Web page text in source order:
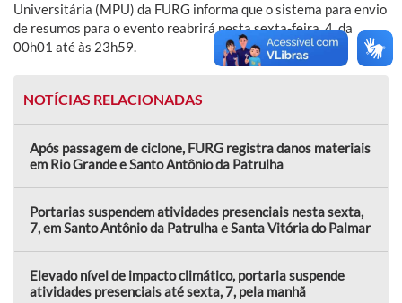
Universitária (MPU) da FURG informa que o sistema para envio
de resumos para o evento reabrirá nesta sexta-feira, 4, da
00h01 até às 23h59.
NOTÍCIAS RELACIONADAS
Após passagem de ciclone, FURG registra danos materiais
em Rio Grande e Santo Antônio da Patrulha
Portarias suspendem atividades presenciais nesta sexta,
7, em Santo Antônio da Patrulha e Santa Vitória do Palmar
Elevado nível de impacto climático, portaria suspende
atividades presenciais até sexta, 7, pela manhã